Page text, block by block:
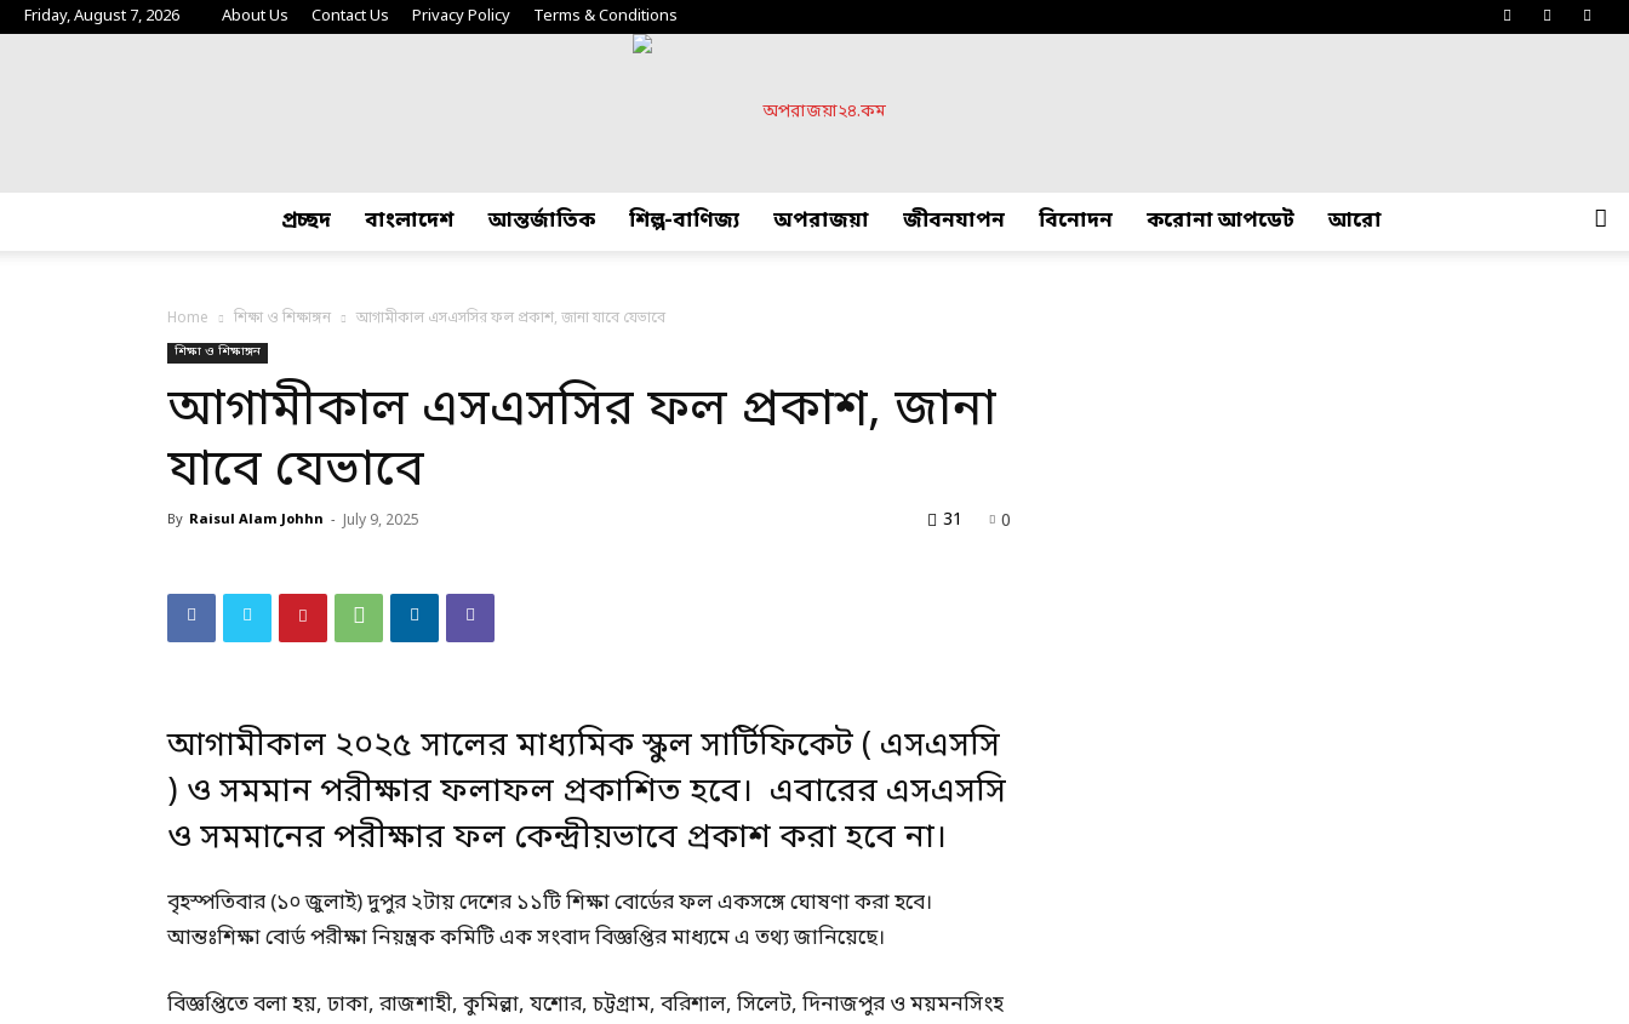
Friday, August 7, 2026 About Us Contact Us Privacy Policy Terms & Conditions
প্রচ্ছদ বাংলাদেশ আন্তর্জাতিক শিল্প-বাণিজ্য অপরাজয়া জীবনযাপন বিনোদন করোনা আপডেট আরো
Home শিক্ষা ও শিক্ষাঙ্গন আগামীকাল এসএসসির ফল প্রকাশ, জানা যাবে যেভাবে
শিক্ষা ও শিক্ষাঙ্গন
আগামীকাল এসএসসির ফল প্রকাশ, জানা
যাবে যেভাবে
By Raisul Alam Johhn - July 9, 2025 0
31
আগামীকাল ২০২৫ সালের মাধ্যমিক স্কুল সার্টিফিকেট ( এসএসসি
) ও সমমান পরীক্ষার ফলাফল প্রকাশিত হবে। এবারের এসএসসি
ও সমমানের পরীক্ষার ফল কেন্দ্রীয়ভাবে প্রকাশ করা হবে না।
বৃহস্পতিবার (১০ জুলাই) দুপুর ২টায় দেশের ১১টি শিক্ষা বোর্ডের ফল একসঙ্গে ঘোষণা করা হবে।
আন্তঃশিক্ষা বোর্ড পরীক্ষা নিয়ন্ত্রক কমিটি এক সংবাদ বিজ্ঞপ্তির মাধ্যমে এ তথ্য জানিয়েছে।
বিজ্ঞপ্তিতে বলা হয়, ঢাকা, রাজশাহী, কুমিল্লা, যশোর, চট্টগ্রাম, বরিশাল, সিলেট, দিনাজপুর ও ময়মনসিংহ